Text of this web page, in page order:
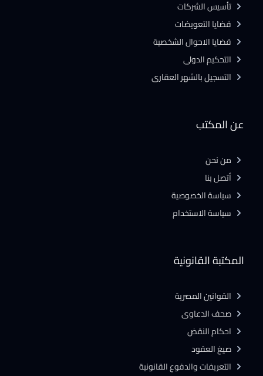
المكتبة القانونية
القوانين المصرية
صحف الدعاوى
احكام النقض
صيغ العقود
التعريفات والدفوع القانونية
عن المكتب
من نحن
أتصل بنا
سياسة الخصوصية
سياسة الاستخدام
تأسيس الشركات
قضايا التعويضات
قضايا الاحوال الشخصية
التحكيم الدولى
التسجيل بالشهر العقارى